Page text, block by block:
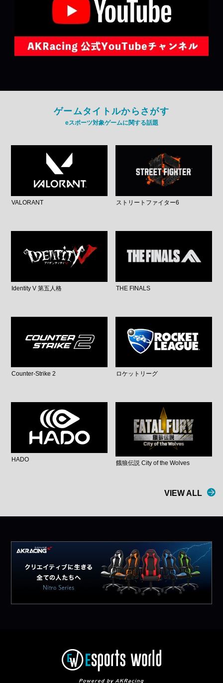
ゲームタイトルからさがす
eスポーツ対象ゲームに関する話題
VALORANT ストリートファイター6
Identity V 第五人格 THE FINALS
Counter-Strike 2 ロケットリーグ
HADO
餓狼伝説 City of the Wolves
VIEW ALL